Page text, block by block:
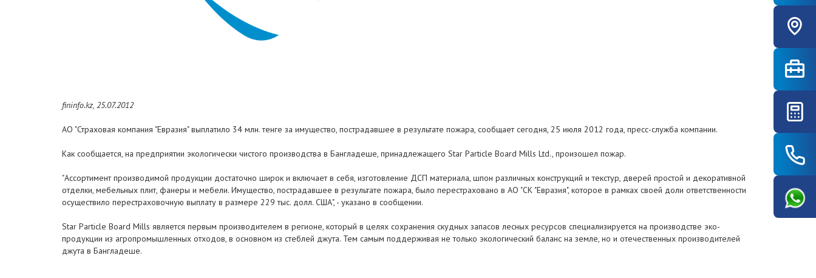
fininfo.kz, 25.07.2012
АО "Страховая компания "Евразия" выплатило 34 млн. тенге за имущество, пострадавшее в результате пожара, сообщает сегодня, 25 июля 2012 года, пресс-служба компании.
Как сообщается, на предприятии экологически чистого производства в Бангладеше, принадлежащего Star Particle Board Mills Ltd., произошел пожар.
"Ассортимент производимой продукции достаточно широк и включает в себя, изготовление ДСП материала, шпон различных конструкций и текстур, дверей простой и декоративной
отделки, мебельных плит, фанеры и мебели. Имущество, пострадавшее в результате пожара, было перестраховано в АО "СК "Евразия", которое в рамках своей доли ответственности
осуществило перестраховочную выплату в размере 229 тыс. долл. США", - указано в сообщении.
Star Particle Board Mills является первым производителем в регионе, который в целях сохранения скудных запасов лесных ресурсов специализируется на производстве эко-
продукции из агропромышленных отходов, в основном из стеблей джута. Тем самым поддерживая не только экологический баланс на земле, но и отечественных производителей
джута в Бангладеше.